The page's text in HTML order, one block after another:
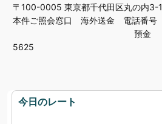
今日のレート
〒100-0005 東京都千代田区丸の内
本件ご照会窓口 海外送金 電話番
預金 電話番
5625